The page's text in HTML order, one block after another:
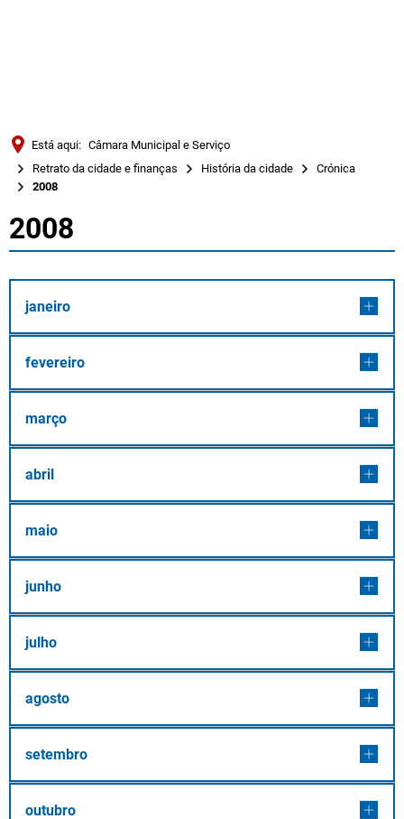
Deutsch
Está aqui: Câmara Municipal e Serviço
Retrato da cidade e finanças
História da cidade
Crónica
2008
2008
2008
janeiro
fevereiro
março
abril
maio
junho
julho
agosto
setembro
outubro